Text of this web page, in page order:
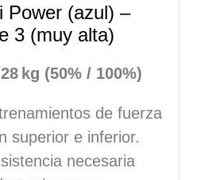
Power (azul) –
3 (muy alta)
kg (50% / 100%)
de fuerza
superior e inferior.
necesaria